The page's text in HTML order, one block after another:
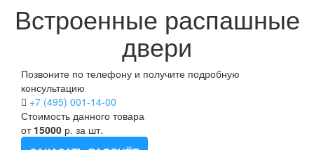
Встроенные распашные
двери
Позвоните по телефону и получите подробную
консультацию
+7 (495) 001-14-00
Стоимость данного товара
от 15000 р. за шт.